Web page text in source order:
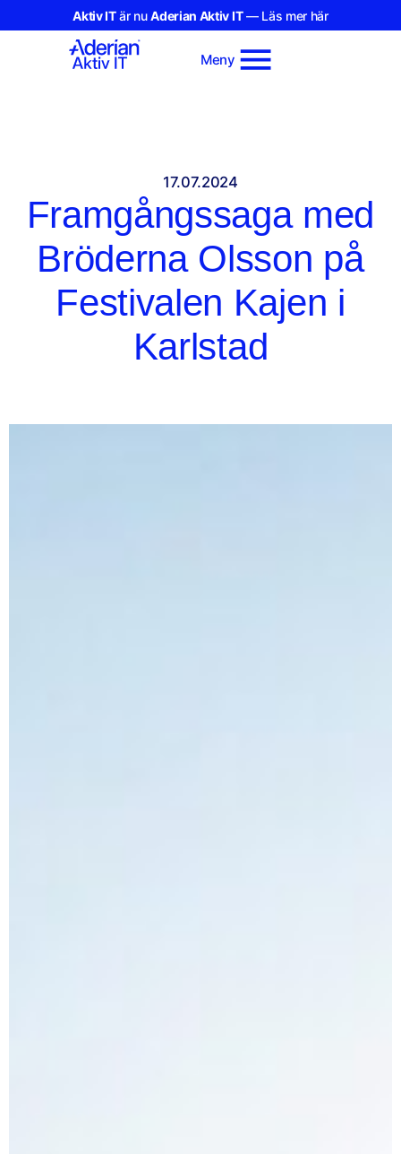
Aktiv ITär nuAderian Aktiv IT— Läs mer här
Meny
17.07.2024
Framgångssaga med
Bröderna Olsson på
Festivalen Kajen i
Karlstad